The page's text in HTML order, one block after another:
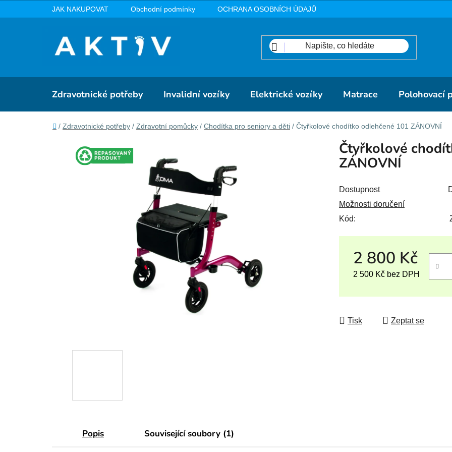
na
JAK NAKUPOVAT Obchodní podmínky OCHRANA OSOBNÍCH ÚDAJŮ
Zdravotnické potřeby Invalidní vozíky Elektrické vozíky Matrace Polohovací
Domů
/ Zdravotnické potřeby / Zdravotní pomůcky / Chodítka pro seniory a děti / Čtyřkolové chodítko odlehčené 101 ZÁNOVNÍ
Čtyřkolové
ZÁNOVNÍ
Dostupnost
Možnosti doručení
Kód:
2 800 Kč
2 500 Kč bez DPH
Tisk Zeptat se
Popis Související soubory (1)